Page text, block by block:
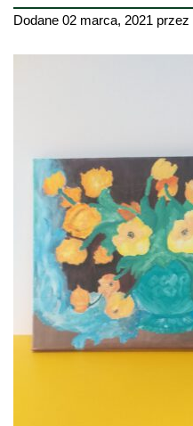
Dodane 02 marca, 2021 przez